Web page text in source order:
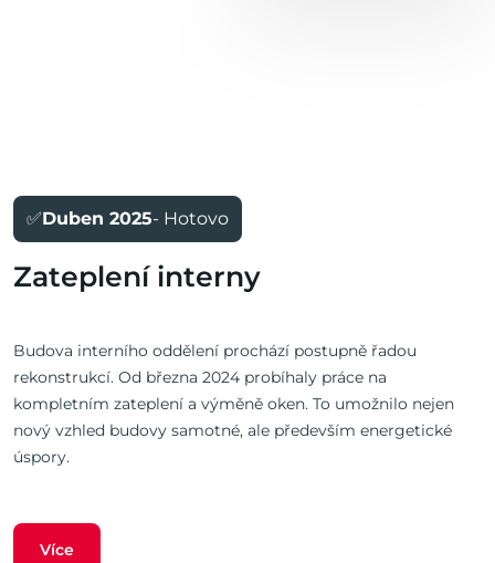
✅Duben 2025- Hotovo
Zateplení interny
Budova interního oddělení prochází postupně řadou
rekonstrukcí. Od března 2024 probíhaly práce na
kompletním zateplení a výměně oken. To umožnilo nejen
nový vzhled budovy samotné, ale především energetické
úspory.
Více